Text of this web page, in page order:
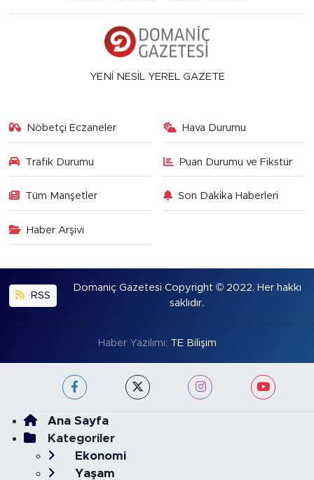
YENİ NESİL YEREL GAZETE
Nöbetçi Eczaneler Hava Durumu
Trafik Durumu Puan Durumu ve Fikstür
Tüm Manşetler Son Dakika Haberleri
Haber Arşivi
RSS
Domaniç Gazetesi Copyright © 2022. Her hakkı
saklıdır.
Haber Yazılımı: TE Bilişim
Ana Sayfa
Kategoriler
Ekonomi
Yaşam